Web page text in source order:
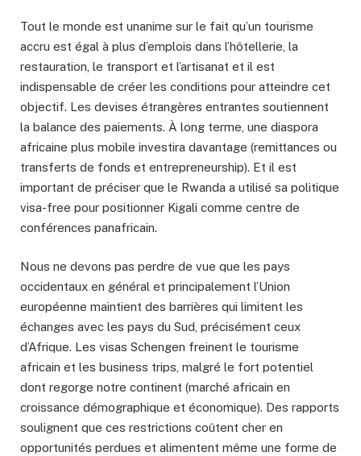
Tout le monde est unanime sur le fait qu’un tourisme
accru est égal à plus d’emplois dans l’hôtellerie, la
restauration, le transport et l’artisanat et il est
indispensable de créer les conditions pour atteindre cet
objectif. Les devises étrangères entrantes soutiennent
la balance des paiements. À long terme, une diaspora
africaine plus mobile investira davantage (remittances ou
transferts de fonds et entrepreneurship). Et il est
important de préciser que le Rwanda a utilisé sa politique
visa-free pour positionner Kigali comme centre de
conférences panafricain.
Nous ne devons pas perdre de vue que les pays
occidentaux en général et principalement l’Union
européenne maintient des barrières qui limitent les
échanges avec les pays du Sud, précisément ceux
d’Afrique. Les visas Schengen freinent le tourisme
africain et les business trips, malgré le fort potentiel
dont regorge notre continent (marché africain en
croissance démographique et économique). Des rapports
soulignent que ces restrictions coûtent cher en
opportunités perdues et alimentent même une forme de